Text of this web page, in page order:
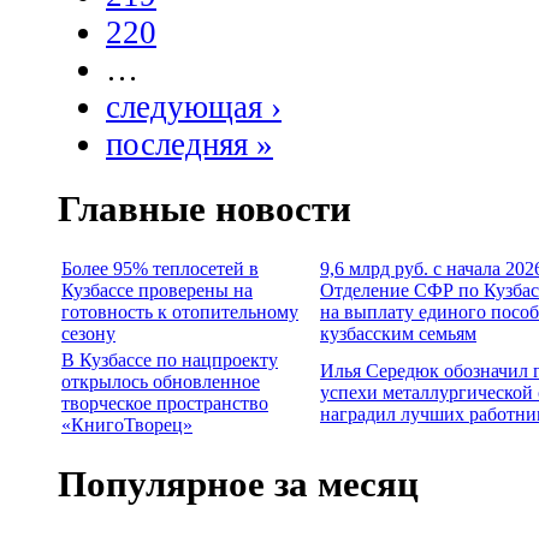
220
…
следующая ›
последняя »
Главные новости
Более 95% теплосетей в
Кузбассе проверены на
готовность к отопительному
сезону
9,6 млрд руб. с начала
Отделение СФР по
на выплату единого
кузбасским семьям
В Кузбассе по нацпроекту
открылось обновленное
творческое пространство
«КнигоТворец»
Илья Середюк обозначил
успехи металлургической
наградил лучших
Популярное за месяц